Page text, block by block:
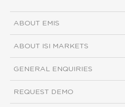
ABOUT EMIS
ABOUT ISI MARKETS
GENERAL ENQUIRIES
REQUEST DEMO